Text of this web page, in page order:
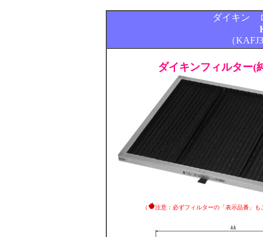
ダイキン
（
ダイキンフィルター(
（ 注意：必ずフィルターの「表示品番」も